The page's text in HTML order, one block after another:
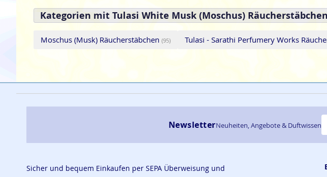
Kategorien mit Tulasi White Musk (Moschus)
Moschus (Musk) Räucherstäbchen (95) Tulasi - Sarathi Perfumery Works
NewsletterNeuheiten, Angebote & Duftwissen
Sicher und bequem Einkaufen per SEPA Überweisung und